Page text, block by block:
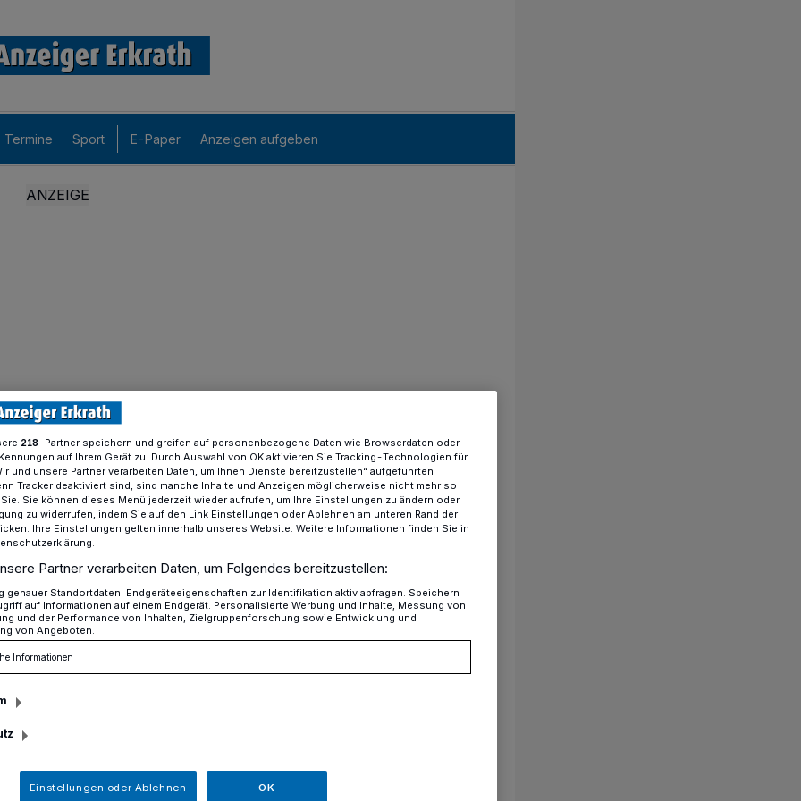
Termine Sport E-Paper Anzeigen aufgeben
öffnet mit Einschränkungen
eingeschränkt in die Freibadsaison
ein Ende: Am Freitag, den 17. Juni,
Freibadsaison. Der Außenbereich ist
ab dem 21. Juni wieder regulär.
218-Partner speichern und greifen auf personenbezogene Daten wie Browserdaten oder
auf Ihrem Gerät zu. Durch Auswahl von OK aktivieren Sie Tracking-Technologien für
und unsere Partner verarbeiten Daten, um Ihnen Dienste bereitzustellen“ aufgeführten
Tracker deaktiviert sind, sind manche Inhalte und Anzeigen möglicherweise nicht mehr so
Sie können dieses Menü jederzeit wieder aufrufen, um Ihre Einstellungen zu ändern oder
zu widerrufen, indem Sie auf den Link Einstellungen oder Ablehnen am unteren Rand der
Ihre Einstellungen gelten innerhalb unseres Website. Weitere Informationen finden Sie in
Partner verarbeiten Daten, um Folgendes bereitzustellen:
genauer Standortdaten. Endgeräteeigenschaften zur Identifikation aktiv abfragen. Speichern
auf Informationen auf einem Endgerät. Personalisierte Werbung und Inhalte, Messung von
und der Performance von Inhalten, Zielgruppenforschung sowie Entwicklung und
von Angeboten.
Informationen
Einstellungen oder Ablehnen OK